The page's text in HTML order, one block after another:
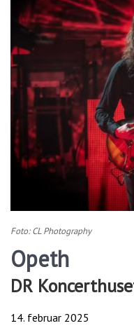
Foto: CL Photography
Opeth
DR
14. februar 2025